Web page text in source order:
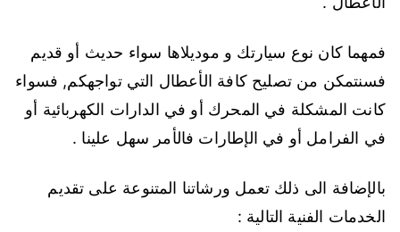
فمهما كان نوع سيارتك و موديلاها سواء حديث أو قديم
فسنتمكن من تصليح كافة الأعطال التي تواجهكم, فسواء
كانت المشكلة في المحرك أو في الدارات الكهربائية أو
في الفرامل أو في الإطارات فالأمر سهل علينا .
بالإضافة الى ذلك تعمل ورشاتنا المتنوعة على تقديم
الخدمات الفنية التالية :